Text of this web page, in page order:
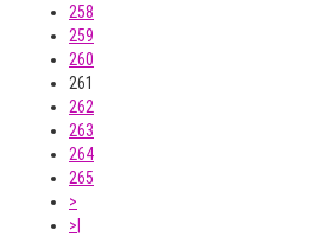
258
259
260
261
262
263
264
265
>
>|